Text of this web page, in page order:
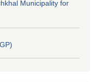
Municipality for